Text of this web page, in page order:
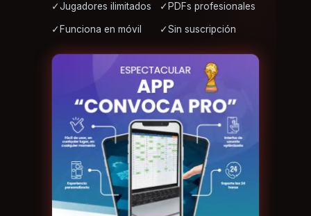
✓Jugadores ilimitados ✓ PDFs profesionales
✓ Funciona en móvil ✓Sin suscripción